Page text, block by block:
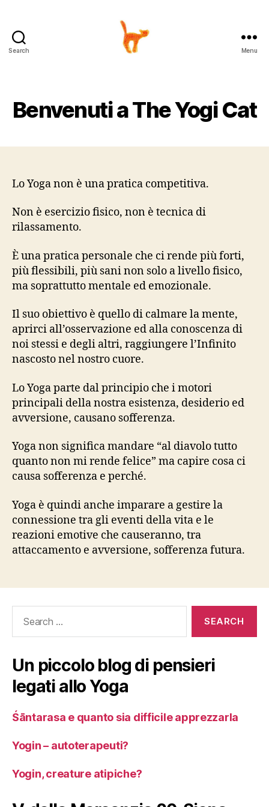
Search Menu
Benvenuti a The Yogi Cat
Lo Yoga non è una pratica competitiva.
Non è esercizio fisico, non è tecnica di
rilassamento.
È una pratica personale che ci rende più forti,
più flessibili, più sani non solo a livello fisico,
ma soprattutto mentale ed emozionale.
Il suo obiettivo è quello di calmare la mente,
aprirci all’osservazione ed alla conoscenza di
noi stessi e degli altri, raggiungere l’Infinito
nascosto nel nostro cuore.
Lo Yoga parte dal principio che i motori
principali della nostra esistenza, desiderio ed
avversione, causano sofferenza.
Yoga non significa mandare “al diavolo tutto
quanto non mi rende felice” ma capire cosa ci
causa sofferenza e perché.
Yoga è quindi anche imparare a gestire la
connessione tra gli eventi della vita e le
reazioni emotive che causeranno, tra
attaccamento e avversione, sofferenza futura.
Un piccolo blog di pensieri
legati allo Yoga
Śāntarasa e quanto sia difficile apprezzarla
Yogin – autoterapeuti?
Yogin, creature atipiche?